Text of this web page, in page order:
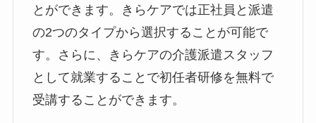
とができます。きらケアでは正社員と派遣
の2つのタイプから選択することが可能で
す。さらに、きらケアの介護派遣スタッフ
として就業することで初任者研修を無料で
受講することができます。